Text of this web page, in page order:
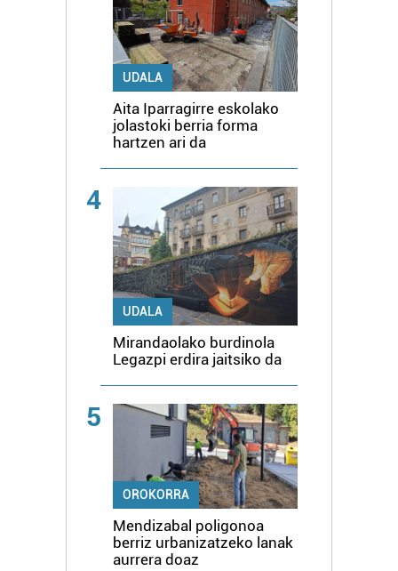
UDALA
Aita Iparragirre eskolako
jolastoki berria forma
hartzen ari da
4
UDALA
Mirandaolako burdinola
Legazpi erdira jaitsiko da
5
OROKORRA
Mendizabal poligonoa
berriz urbanizatzeko lanak
aurrera doaz